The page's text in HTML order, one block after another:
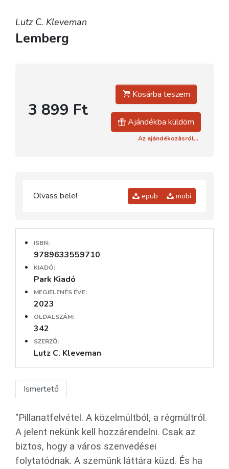
Lutz C. Kleveman
Lemberg
3 899 Ft
Kosárba teszem
Ajándékba küldöm
Az ajándékozásról...
Olvass bele! epub mobi
ISBN:
9789633559710
KIADÓ:
Park Kiadó
MEGJELENÉS ÉVE:
2023
OLDALSZÁM:
342
SZERZŐ:
Lutz C. Kleveman
Ismertető
"Pillanatfelvétel. A közelmúltból, a régmúltról.
A jelent nekünk kell hozzárendelni. Csak az
biztos, hogy a város szenvedései
folytatódnak. A szemünk láttára küzd. És ha